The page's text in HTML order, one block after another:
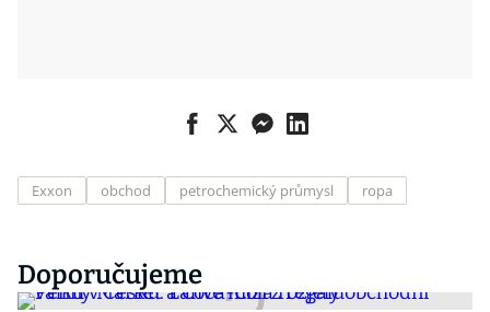
Exxon obchod petrochemický průmysl ropa
Doporučujeme